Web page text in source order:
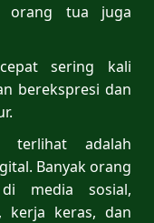
orang tua juga
sering kali
berekspresi dan
terlihat adalah
Banyak orang
media sosial,
kerja keras, dan